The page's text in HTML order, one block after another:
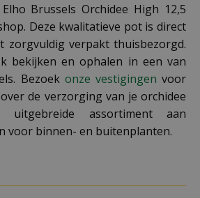
Brussels Orchidee High 12,5
Deze kwalitatieve pot is direct
zorgvuldig verpakt thuisbezorgd.
bekijken en ophalen in een van
Bezoek onze vestigingen voor
de verzorging van je orchidee
assortiment aan
voor binnen- en buitenplanten.